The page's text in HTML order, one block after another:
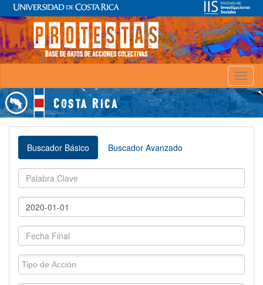
Buscador Básico Buscador Avanzado